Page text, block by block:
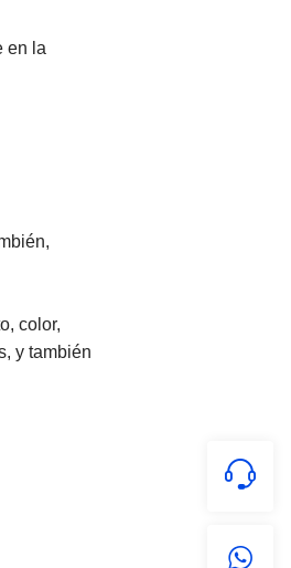
en la
color,
y también